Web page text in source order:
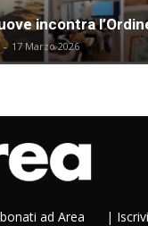
incontra
- 17 Marzo 2026
ad Area |